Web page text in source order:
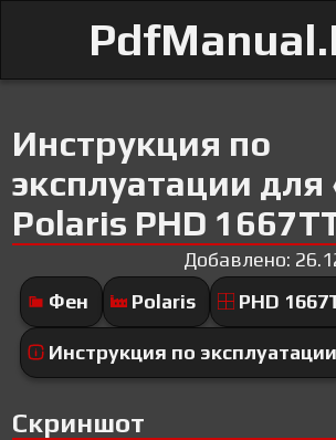
Инструкция по
эксплуатации для
Polaris PHD
Добавлено:
Фен
Polaris PHD
Инструкция по эксплуатации
Скриншот